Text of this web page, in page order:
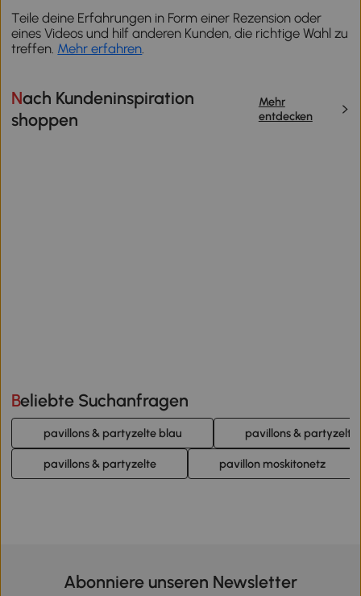
Teile deine Erfahrungen in Form einer Rezension oder
eines Videos und hilf anderen Kunden, die richtige Wahl zu
treffen. Mehr erfahren.
Nach Kundeninspiration
shoppen
Mehr
entdecken
Beliebte Suchanfragen
pavillons & partyzelte blau pavillons & partyzelte
pavillons & partyzelte pavillon moskitonetz
Abonniere unseren Newsletter